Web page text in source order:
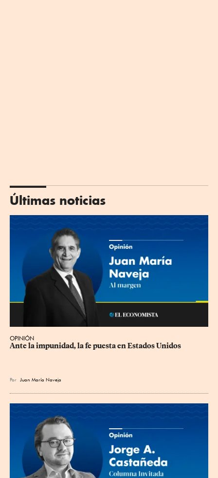
Últimas noticias
OPINIÓN
Ante la impunidad, la fe puesta en Estados Unidos
Por Juan María Naveja